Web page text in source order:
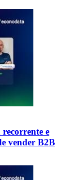
e
vender B2B